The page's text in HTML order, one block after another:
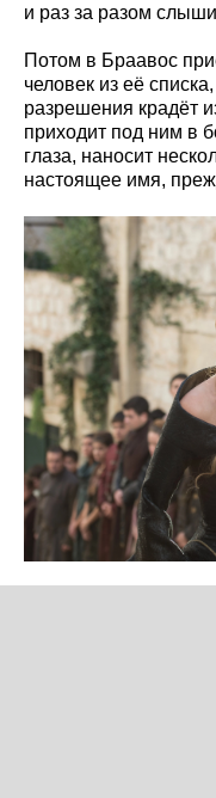
и раз за разом
Потом в Браавос
человек из её
разрешения крадёт
приходит под ним в
глаза, наносит
настоящее имя,